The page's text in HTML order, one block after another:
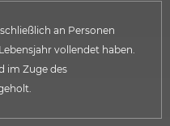
an Personen
vollendet haben.
im Zuge des